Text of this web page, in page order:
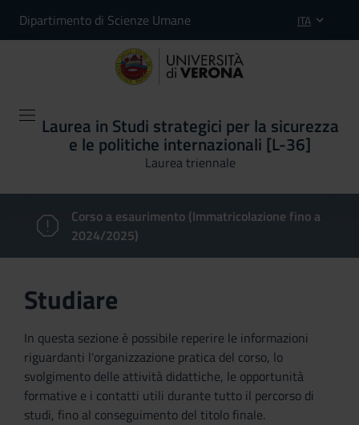
Dipartimento di Scienze Umane ITA
Laurea in Studi strategici per la sicurezza
e le politiche internazionali [L-36]
Laurea triennale
Corso a esaurimento (Immatricolazione fino a
2024/2025)
Studiare
In questa sezione è possibile reperire le informazioni
riguardanti l'organizzazione pratica del corso, lo
svolgimento delle attività didattiche, le opportunità
formative e i contatti utili durante tutto il percorso di
studi, fino al conseguimento del titolo finale.